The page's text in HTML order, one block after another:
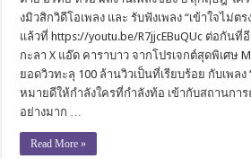
งมิวสิกวิดีโอเพลง และ รับฟังเพลง “เข้าใจไม่ต
แล้วที่ https://youtu.be/R7jjcEBuQUc ต่อกัน
กะลา X แอ๊ด คาราบาว จากโปรเจกต์สุดพิเศษ
ยอดวิวทะลุ 100 ล้านวิวเป็นที่เรียบร้อย กับเพลง
หมายดีให้กำลังใครที่กำลังท้อ เข้ากับสถานกา
อย่างมาก …
Read More »